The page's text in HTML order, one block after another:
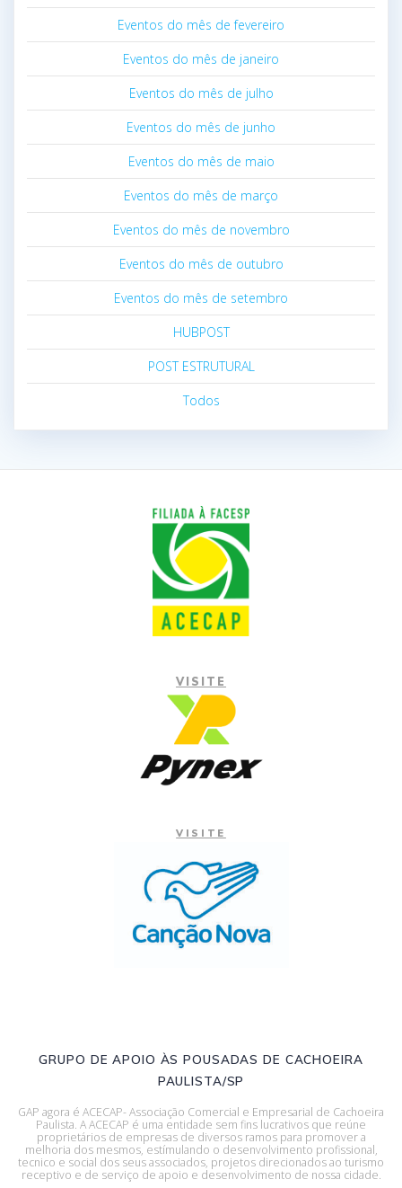
Eventos do mês de fevereiro
Eventos do mês de janeiro
Eventos do mês de julho
Eventos do mês de junho
Eventos do mês de maio
Eventos do mês de março
Eventos do mês de novembro
Eventos do mês de outubro
Eventos do mês de setembro
HUBPOST
POST ESTRUTURAL
Todos
GRUPO DE APOIO ÀS POUSADAS DE CACHOEIRA
PAULISTA/SP
GAP agora é ACECAP- Associação Comercial e Empresarial de Cachoeira
Paulista. A ACECAP é uma entidade sem fins lucrativos que reúne
proprietários de empresas de diversos ramos para promover a
melhoria dos mesmos, estímulando o desenvolvimento profissional,
tecnico e social dos seus associados, projetos direcionados ao turismo
receptivo e de serviço de apoio e desenvolvimento de nossa cidade.
VISITE
VISITE